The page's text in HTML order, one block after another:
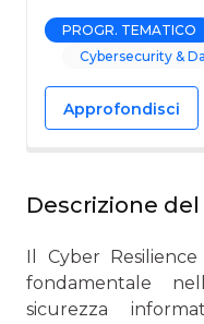
PROGR. TEMATICO
Cybersecurity &
Approfondisci
Descrizione
Il Cyber
fondamentale
sicurezza